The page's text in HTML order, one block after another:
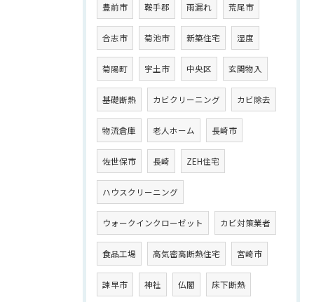
豊前市 鞍手郡 雨漏れ 荒尾市
合志市 菊池市 新築住宅 湿度
菊陽町 宇土市 中央区 玄関物入
基礎断熱 カビクリーニング カビ除去
物流倉庫 老人ホーム 長崎市
佐世保市 長崎 ZEH住宅
ハウスクリーニング
ウォークインクローゼット カビ対策業者
食品工場 高気密高断熱住宅 宮崎市
諫早市 神社 仏閣 床下断熱